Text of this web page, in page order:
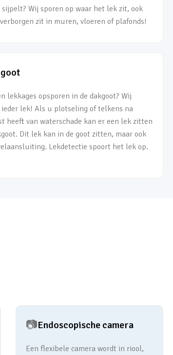
sijpelt? Wij sporen op waar het lek zit, ook
zit in muren, vloeren of plafonds!
lekkages opsporen in de dakgoot? Wij
lek! Als u plotseling of telkens na
heeft van waterschade kan er een lek zitten
Dit lek kan in de goot zitten, maar ook
Lekdetectie spoort het lek op.
📷Endoscopische camera
Een flexibele camera wordt in riool,